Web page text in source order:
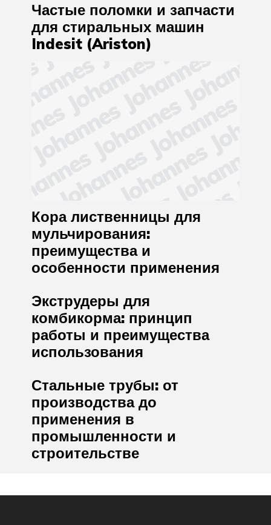
Частые поломки и запчасти
для стиральных машин
Indesit (Ariston)
Кора лиственницы для
мульчирования:
преимущества и
особенности применения
Экструдеры для
комбикорма: принцип
работы и преимущества
использования
Стальные трубы: от
производства до
применения в
промышленности и
строительстве